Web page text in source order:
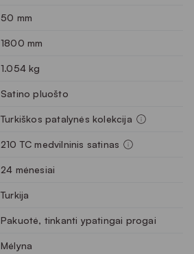
50 mm
1800 mm
1.054 kg
Satino pluošto
Turkiškos patalynės kolekcija
210 TC medvilninis satinas
24 mėnesiai
Turkija
Pakuotė, tinkanti ypatingai progai
Mėlyna